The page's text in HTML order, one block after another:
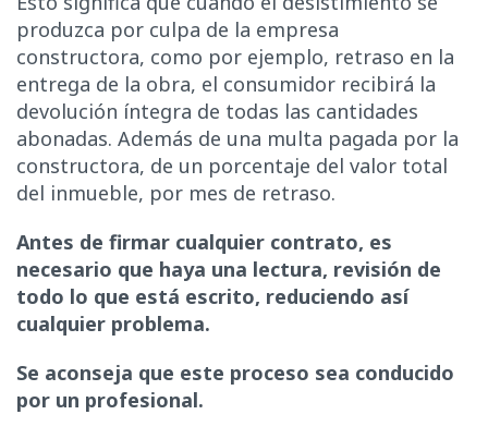
produzca por culpa de la empresa
constructora, como por ejemplo, retraso en la
entrega de la obra, el consumidor recibirá la
devolución íntegra de todas las cantidades
abonadas. Además de una multa pagada por la
constructora, de un porcentaje del valor total
del inmueble, por mes de retraso.
Antes de firmar cualquier contrato, es
necesario que haya una lectura, revisión de
todo lo que está escrito, reduciendo así
cualquier problema.
Se aconseja que este proceso sea conducido
por un profesional.